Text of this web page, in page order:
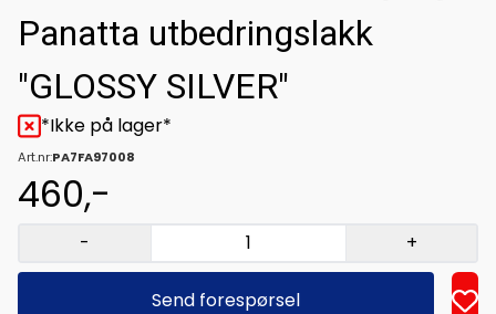
Panatta utbedringslakk
"GLOSSY SILVER"
*Ikke på lager*
Art.nr:PA7FA97008
460,-
- +
Send forespørsel